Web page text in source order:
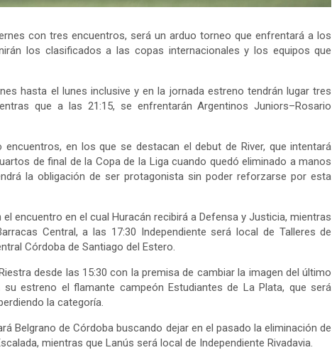
con tres encuentros, será un arduo torneo que enfrentará a los
los clasificados a las copas internacionales y los equipos que
hasta el lunes inclusive y en la jornada estreno tendrán lugar tres
que a las 21:15, se enfrentarán Argentinos Juniors–Rosario
en los que se destacan el debut de River, que intentará
de final de la Copa de la Liga cuando quedó eliminado a manos
la obligación de ser protagonista sin poder reforzarse por esta
encuentro en el cual Huracán recibirá a Defensa y Justicia, mientras
Central, a las 17:30 Independiente será local de Talleres de
Córdoba de Santiago del Estero.
desde las 15:30 con la premisa de cambiar la imagen del último
estreno el flamante campeón Estudiantes de La Plata, que será
la categoría.
Belgrano de Córdoba buscando dejar en el pasado la eliminación de
mientras que Lanús será local de Independiente Rivadavia.